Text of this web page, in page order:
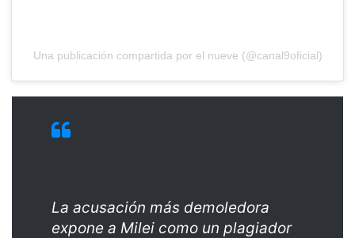
Una publicación compartida por el nueve (@canal9oficial)
La acusación más demoledora
expone a Milei como un plagiador